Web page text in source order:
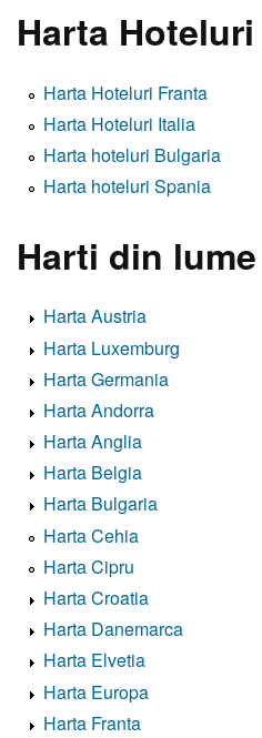
Harta Hoteluri
Harta Hoteluri Franta
Harta Hoteluri Italia
Harta hoteluri Bulgaria
Harta hoteluri Spania
Harti din lume
Harta Austria
Harta Luxemburg
Harta Germania
Harta Andorra
Harta Anglia
Harta Belgia
Harta Bulgaria
Harta Cehia
Harta Cipru
Harta Croatia
Harta Danemarca
Harta Elvetia
Harta Europa
Harta Franta